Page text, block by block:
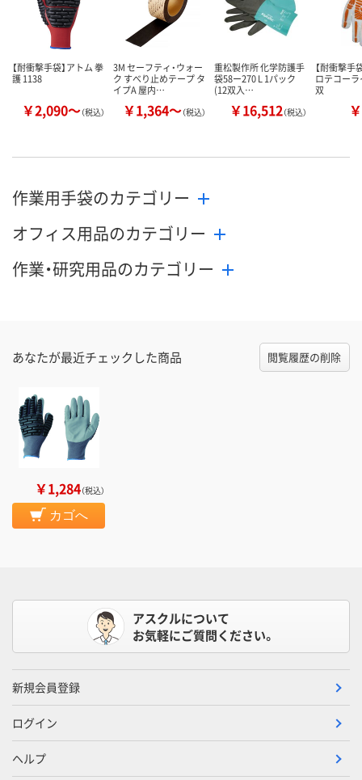
【耐衝撃手袋】アトム 拳
護 1138
￥2,090～（税込）
3M セーフティ・ウォー
ク すべり止めテープ タ
イプA 屋内…
￥1,364～（税込）
重松製作所 化学防護手
袋58ー270 L 1パック
(12双入…
￥16,512（税込）
【耐衝撃手
ロテコーラ
双
作業用手袋のカテゴリー
オフィス用品のカテゴリー
作業・研究用品のカテゴリー
あなたが最近チェックした商品 閲覧履歴の削除
￥1,284（税込）
カゴへ
アスクルについて
お気軽にご質問ください。
新規会員登録
ログイン
ヘルプ